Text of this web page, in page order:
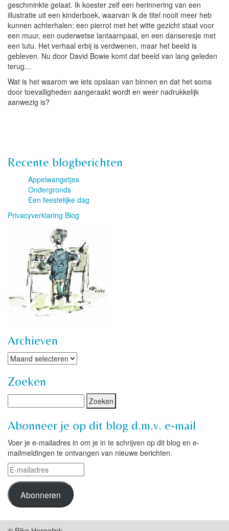
geschminkte gelaat. Ik koester zelf een herinnering van een
illustratie uit een kinderboek, waarvan ik de titel nooit meer heb
kunnen achterhalen: een pierrot met het witte gezicht staat voor
een muur, een ouderwetse lantaarnpaal, en een danseresje met
een tutu. Het verhaal erbij is verdwenen, maar het beeld is
gebleven. Nu door David Bowie komt dat beeld van lang geleden
terug…
Wat is het waarom we iets opslaan van binnen en dat het soms
door toevalligheden aangeraakt wordt en weer nadrukkelijk
aanwezig is?
Recente blogberichten
Appelwangetjes
Ondergronds
Een feestelijke dag
Privacyverklaring Blog
Archieven
Archieven
Zoeken
Abonneer je op dit blog d.m.v. e-mail
Voer je e-mailadres in om je in te schrijven op dit blog en e-
mailmeldingen te ontvangen van nieuwe berichten.
E-
mailadres
Abonneren